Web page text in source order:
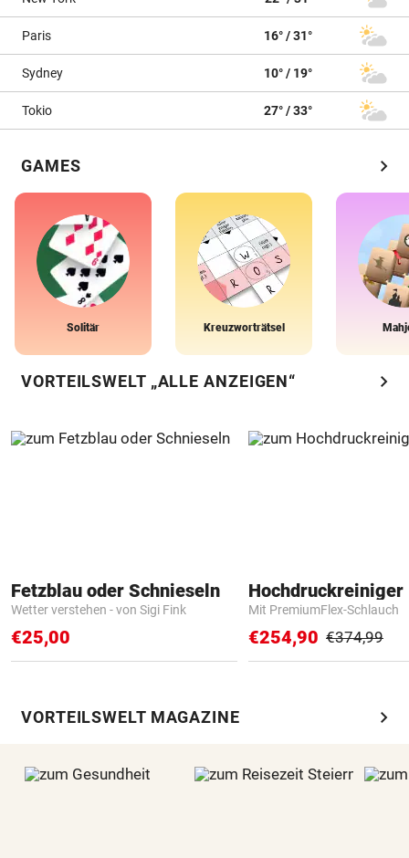
Paris 16° / 31°
Sydney 10° / 19°
Tokio 27° / 33°
GAMES chevron_right
Solitär Kreuzworträtsel
VORTEILSWELT „ALLE ANZEIGEN“ chevron_right
Fetzblau oder Schnieseln
Wetter verstehen - von Sigi Fink
€25,00
Hochdruckreiniger
Mit PremiumFlex-Schlauch
€254,90 €374,99
VORTEILSWELT MAGAZINE chevron_right